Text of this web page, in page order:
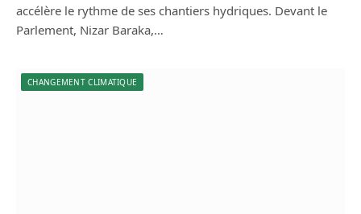
accélère le rythme de ses chantiers hydriques. Devant le
Parlement, Nizar Baraka,…
CHANGEMENT CLIMATIQUE